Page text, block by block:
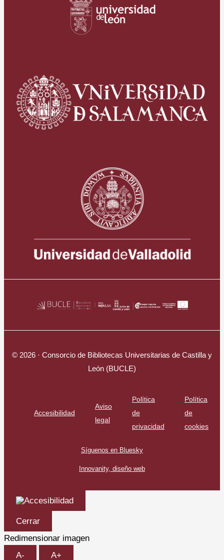
© 2026 · Consorcio de Bibliotecas Universitarias de Castilla y
León (BUCLE)
Accesibilidad
Aviso
legal
Política
de
privacidad
Política
de
cookies
Síguenos en Bluesky
Innovanity, diseño web
Cerrar
Redimensionar imagen
A-
A+